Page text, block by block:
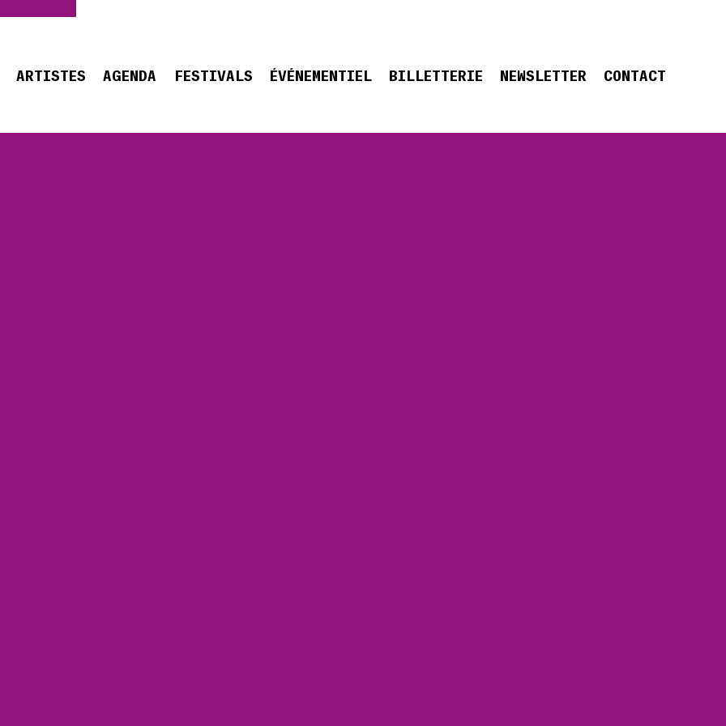
ARTISTES AGENDA FESTIVALS ÉVÉNEMENTIEL BILLETTERIE NEWSLETTER CONTACT